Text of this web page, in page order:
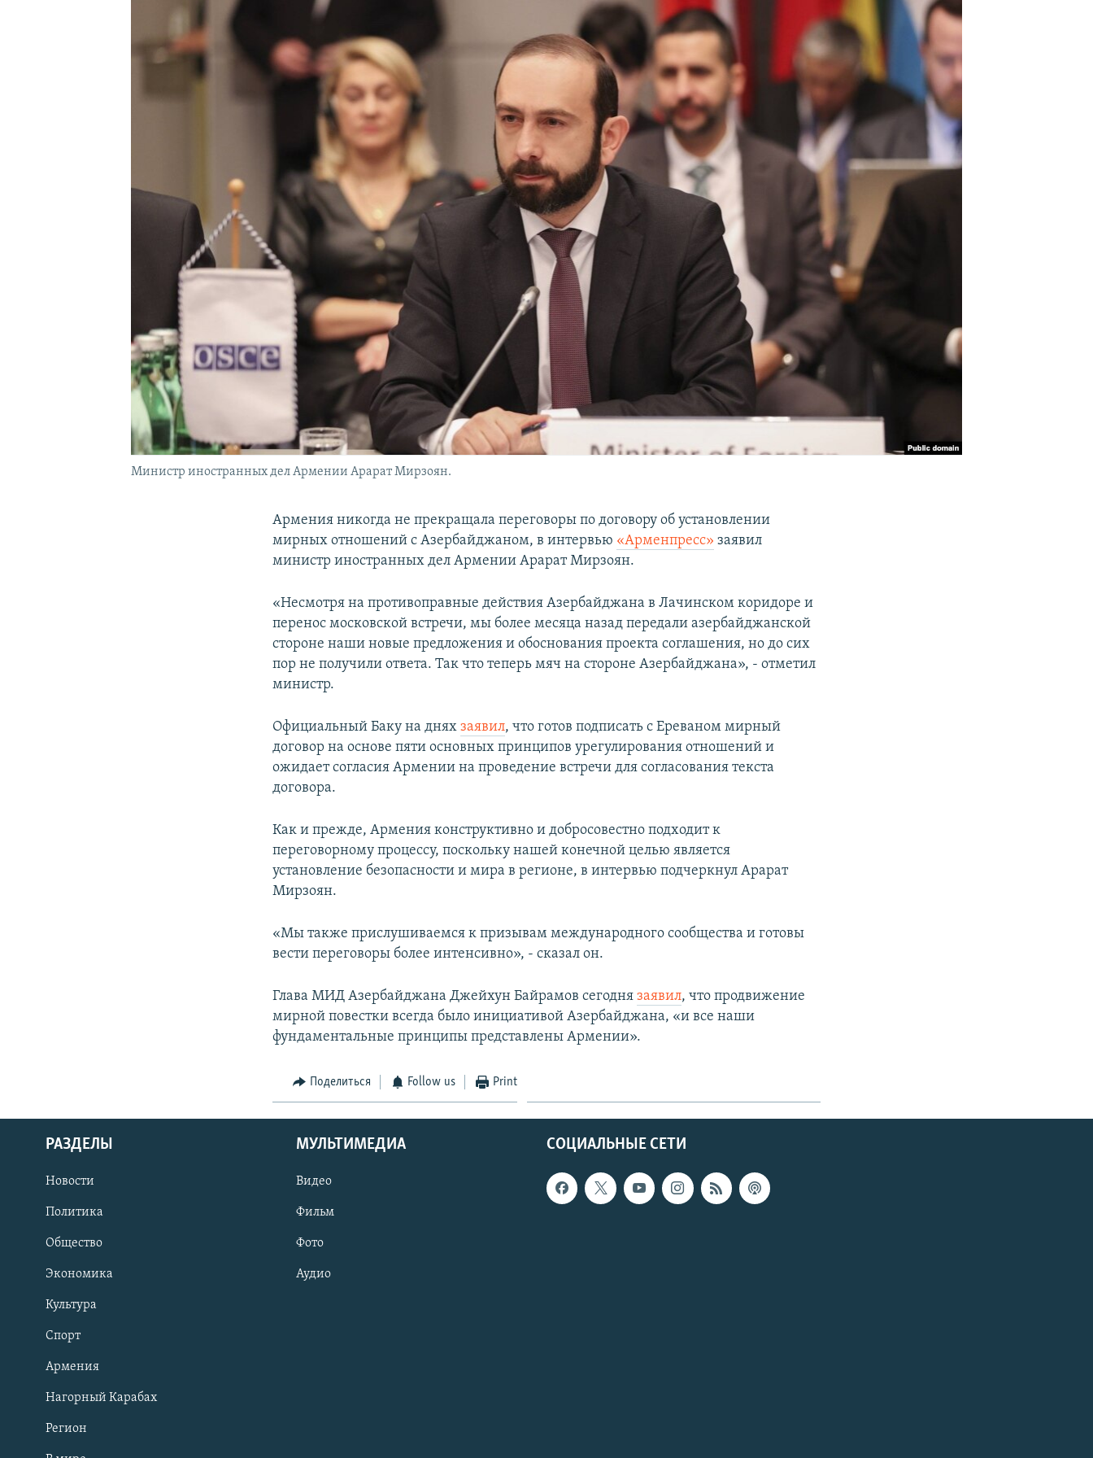
Министр иностранных дел Армении Арарат Мирзоян.
Армения никогда не прекращала переговоры по договору об установлении
мирных отношений с Азербайджаном, в интервью «Арменпресс» заявил
министр иностранных дел Армении Арарат Мирзоян.
«Несмотря на противоправные действия Азербайджана в Лачинском коридоре и
перенос московской встречи, мы более месяца назад передали азербайджанской
стороне наши новые предложения и обоснования проекта соглашения, но до сих
пор не получили ответа. Так что теперь мяч на стороне Азербайджана», - отметил
министр.
Официальный Баку на дняхзаявил, что готов подписать с Ереваном мирный
договор на основе пяти основных принципов урегулирования отношений и
ожидает согласия Армении на проведение встречи для согласования текста
договора.
Как и прежде, Армения конструктивно и добросовестно подходит к
переговорному процессу, поскольку нашей конечной целью является
установление безопасности и мира в регионе, в интервью подчеркнул Арарат
Мирзоян.
«Мы также прислушиваемся к призывам международного сообщества и готовы
вести переговоры более интенсивно», - сказал он.
Глава МИД Азербайджана Джейхун Байрамов сегоднязаявил, что продвижение
мирной повестки всегда было инициативой Азербайджана, «и все наши
фундаментальные принципы представлены Армении».
Поделиться Follow us Print
СОЦИАЛЬНЫЕ СЕТИ
РАЗДЕЛЫ
Новости
Политика
Общество
Экономика
Культура
Спорт
Армения
Нагорный Карабах
Регион
МУЛЬТИМЕДИА
Видео
Фильм
Фото
Аудио